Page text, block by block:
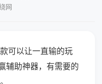
网
可以让一直输的玩
辅助神器，有需要的